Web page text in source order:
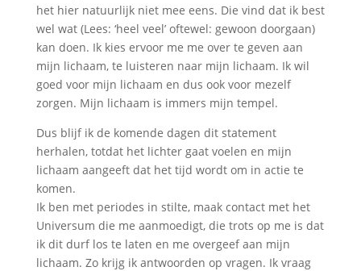
het hier natuurlijk niet mee eens. Die vind dat ik best
wel wat (Lees: ‘heel veel’ oftewel: gewoon doorgaan)
kan doen. Ik kies ervoor me me over te geven aan
mijn lichaam, te luisteren naar mijn lichaam. Ik wil
goed voor mijn lichaam en dus ook voor mezelf
zorgen. Mijn lichaam is immers mijn tempel.
Dus blijf ik de komende dagen dit statement
herhalen, totdat het lichter gaat voelen en mijn
lichaam aangeeft dat het tijd wordt om in actie te
komen.
Ik ben met periodes in stilte, maak contact met het
Universum die me aanmoedigt, die trots op me is dat
ik dit durf los te laten en me overgeef aan mijn
lichaam. Zo krijg ik antwoorden op vragen. Ik vraag